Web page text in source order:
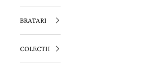
BRATARI
COLECTII